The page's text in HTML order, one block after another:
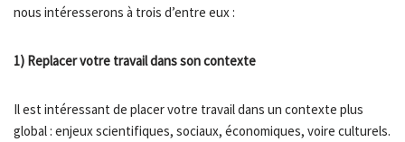
nous intéresserons à trois d’entre eux :
1) Replacer votre travail dans son contexte
Il est intéressant de placer votre travail dans un contexte plus
global : enjeux scientifiques, sociaux, économiques, voire culturels.